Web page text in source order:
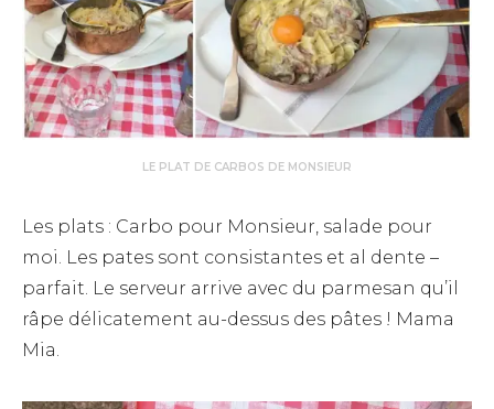
LE PLAT DE CARBOS DE MONSIEUR
Les plats : Carbo pour Monsieur, salade pour
moi. Les pates sont consistantes et al dente –
parfait. Le serveur arrive avec du parmesan qu’il
râpe délicatement au-dessus des pâtes ! Mama
Mia.